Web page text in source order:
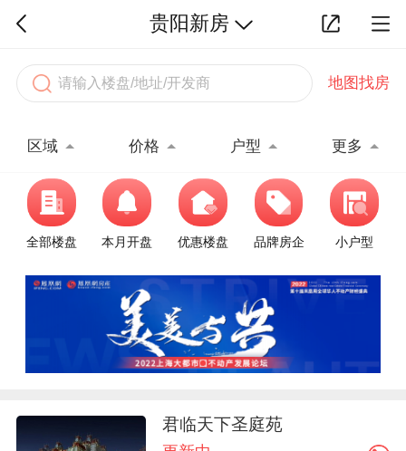
贵阳新房
地图找房
区域 价格 户型 更多
全部楼盘 本月开盘 优惠楼盘 品牌房企 小户型
君临天下圣庭苑